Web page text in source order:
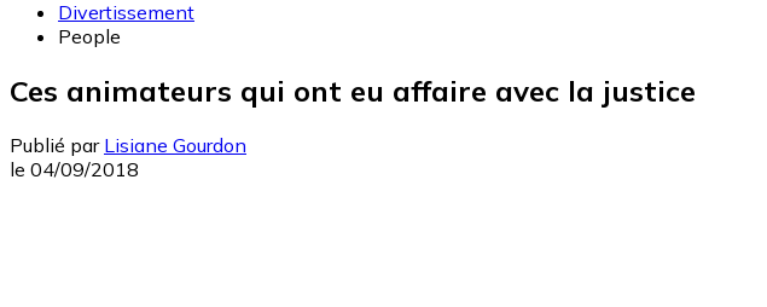
Divertissement
People
Ces animateurs qui ont eu affaire avec la justice
Publié par Lisiane Gourdon
le 04/09/2018